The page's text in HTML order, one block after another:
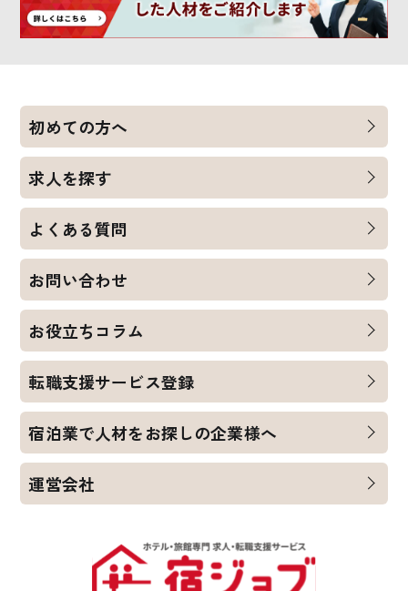
初めての方へ
求人を探す
よくある質問
お問い合わせ
お役立ちコラム
転職支援サービス登録
宿泊業で人材をお探しの企業様へ
運営会社